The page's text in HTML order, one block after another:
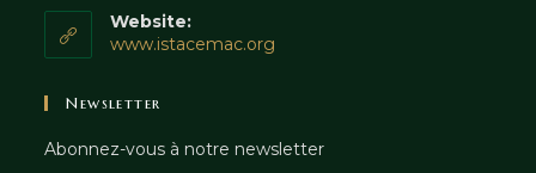
Website:
www.istacemac.org
Newsletter
Abonnez-vous à notre newsletter